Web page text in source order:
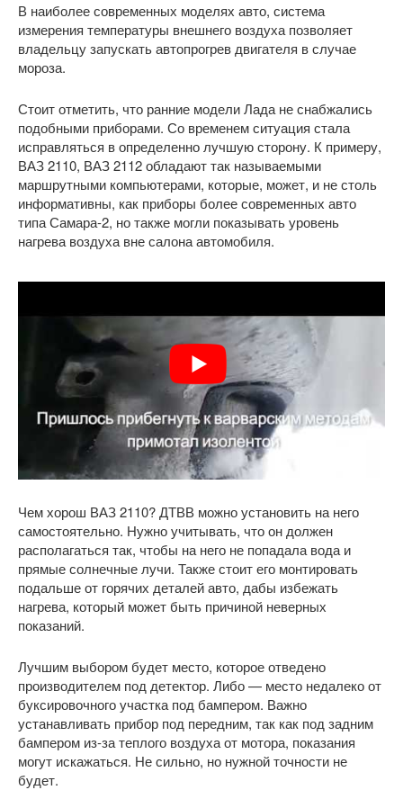
В наиболее современных моделях авто, система
измерения температуры внешнего воздуха позволяет
владельцу запускать автопрогрев двигателя в случае
мороза.
Стоит отметить, что ранние модели Лада не снабжались
подобными приборами. Со временем ситуация стала
исправляться в определенно лучшую сторону. К примеру,
ВАЗ 2110, ВАЗ 2112 обладают так называемыми
маршрутными компьютерами, которые, может, и не столь
информативны, как приборы более современных авто
типа Самара-2, но также могли показывать уровень
нагрева воздуха вне салона автомобиля.
Чем хорош ВАЗ 2110? ДТВВ можно установить на него
самостоятельно. Нужно учитывать, что он должен
располагаться так, чтобы на него не попадала вода и
прямые солнечные лучи. Также стоит его монтировать
подальше от горячих деталей авто, дабы избежать
нагрева, который может быть причиной неверных
показаний.
Лучшим выбором будет место, которое отведено
производителем под детектор. Либо — место недалеко от
буксировочного участка под бампером. Важно
устанавливать прибор под передним, так как под задним
бампером из-за теплого воздуха от мотора, показания
могут искажаться. Не сильно, но нужной точности не
будет.